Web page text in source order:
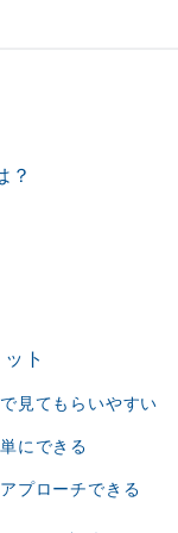
？
ト
見てもらいやすい
にできる
プローチできる